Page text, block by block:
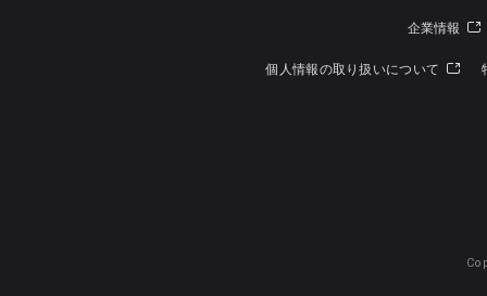
企業情報
個人情報の取り扱いについて